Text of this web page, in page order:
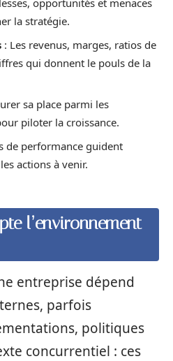
opportunités et menaces
la stratégie.
: Les revenus, marges, ratios de
qui donnent le pouls de la
sa place parmi les
piloter la croissance.
de performance guident
actions à venir.
l’environnement
entreprise dépend
parfois
politiques
concurrentiel : ces